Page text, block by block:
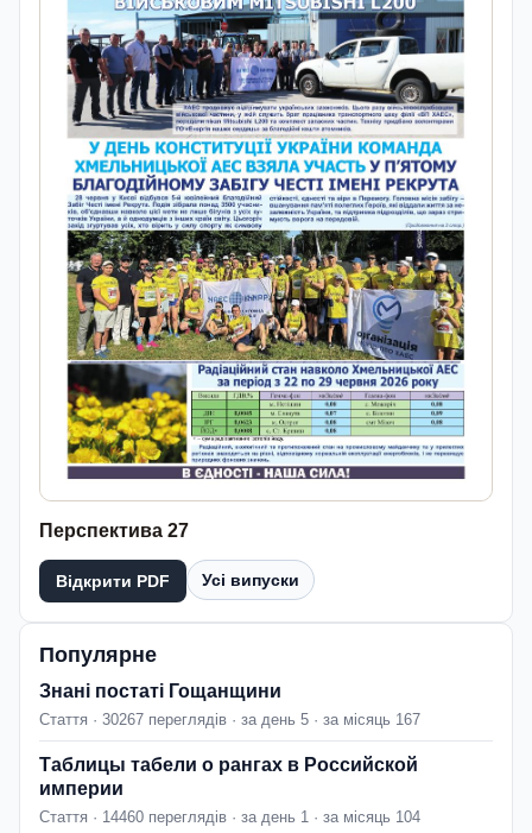
Перспектива 27
Відкрити PDF Усі випуски
Популярне
Знані постаті Гощанщини
Стаття · 30267 переглядів · за день 5 · за місяць 167
Таблицы табели о рангах в Российской
империи
Стаття · 14460 переглядів · за день 1 · за місяць 104